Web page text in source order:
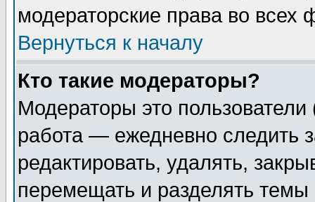
модераторские права во всех
Вернуться к началу
Кто такие модераторы?
Модераторы это
работа — ежедневно следить
редактировать, удалять,
перемещать и разделять